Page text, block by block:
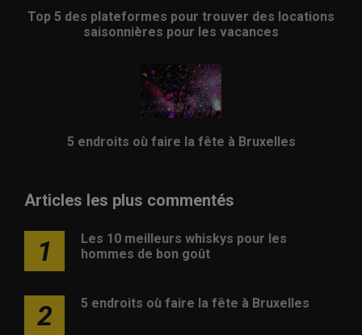
Top 5 des plateformes pour trouver des locations
saisonnières pour les vacances
5 endroits où faire la fête à Bruxelles
Articles les plus commentés
1
Les 10 meilleurs whiskys pour les
hommes de bon goût
2 5 endroits où faire la fête à Bruxelles